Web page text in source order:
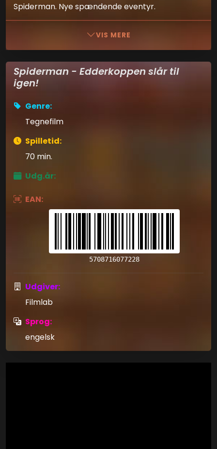
Spiderman. Nye spændende eventyr.
VIS MERE
Spiderman - Edderkoppen slår til
igen!
Genre:
Tegnefilm
Spilletid:
70 min.
Udg.år:
EAN:
5708716077228
Udgiver:
Filmlab
Sprog:
engelsk